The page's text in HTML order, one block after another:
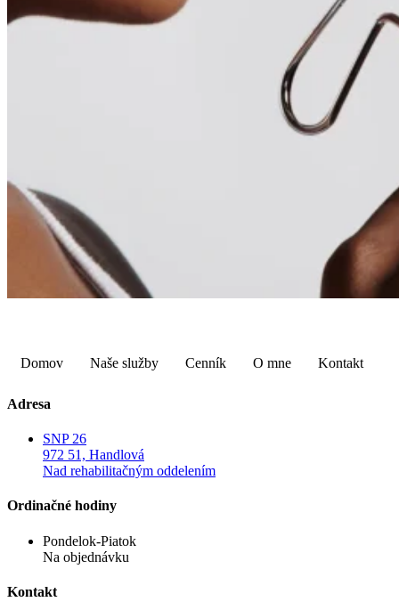
Domov Naše služby Cenník O mne Kontakt
Adresa
SNP 26
972 51, Handlová
Nad rehabilitačným oddelením
Ordinačné hodiny
Pondelok-Piatok
Na objednávku
Kontakt